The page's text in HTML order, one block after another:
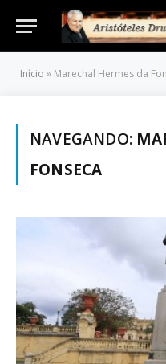
Início » Marechal Hermes da
NAVEGANDO:
FONSECA